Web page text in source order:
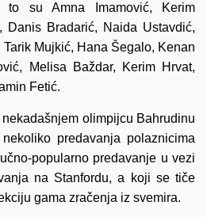
to su Amna Imamović, Kerim
Danis Bradarić, Naida Ustavdić,
Mujkić, Hana Šegalo, Kenan
Melisa Baždar, Kerim Hrvat,
Fetić.
olimpijcu Bahrudinu
predavanja polaznicima
popularno predavanje u vezi
na Stanfordu, a koji se tiče
gama zračenja iz svemira.